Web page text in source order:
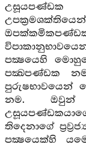
පක්‍ෂයෙහි
පක්‍ඛපණ්ඩක
පුරුෂභාවයෙන්
නම. ඔවුන්
තිදෙනාගේ
පක්‍ෂයෙක්හි